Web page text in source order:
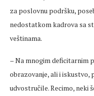
za poslovnu podršku,
nedostatkom kadrova sa
veštinama.
– Na mnogim deficitarnim
obrazovanje, ali i iskustvo,
udvostručile. Recimo, neki